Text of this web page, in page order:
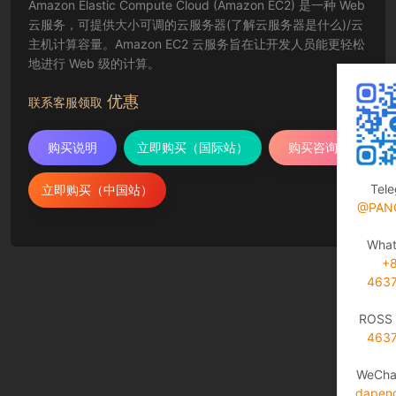
Amazon Elastic Compute Cloud (Amazon EC2) 是一种 Web
云服务，可提供大小可调的云服务器(了解云服务器是什么)/云
主机计算容量。Amazon EC2 云服务旨在让开发人员能更轻松
地进行 Web 级的计算。
联系客服领取 优惠
购买说明 立即购买（国际站） 购买咨询
立即购买（中国站）